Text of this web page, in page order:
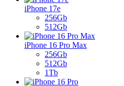
iPhone 17e
256Gb
512Gb
iPhone 16 Pro Max
256Gb
512Gb
1Tb